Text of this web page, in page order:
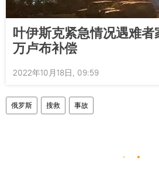
叶伊斯克紧急情况遇难者
万卢布补偿
2022年10月18日, 09:59
俄罗斯 搜救 事故